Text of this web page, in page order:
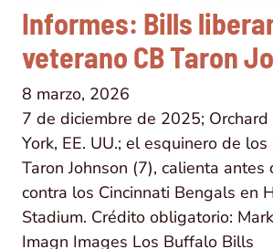
Informes: Bills
veterano CB Taron
8 marzo, 2026
7 de diciembre de 2025; Orchard
York, EE. UU.; el esquinero de
Taron Johnson (7), calienta
contra los Cincinnati Bengals en
Stadium. Crédito obligatorio:
Imagn Images Los Buffalo Bills